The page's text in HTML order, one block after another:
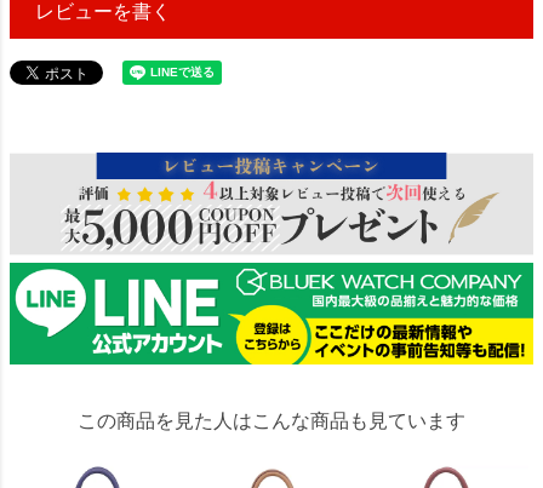
レビューを書く
この商品を見た人はこんな商品も見ています